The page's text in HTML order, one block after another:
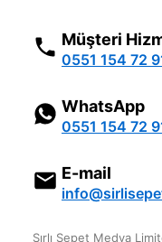
Müşteri
0551 154 72
WhatsApp
0551 154 72
E-mail
Sırlı Sepet Medya